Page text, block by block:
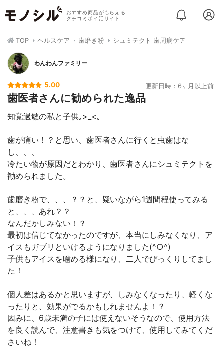
おすすめ商品がもらえる
クチコミポイ活サイト
TOP ヘルスケア 歯磨き粉 シュミテクト 歯周病ケア
わんわんファミリー
5.00 更新日時：6ヶ月以上前
歯医者さんに勧められた逸品
知覚過敏の私と子供｡>_<｡
歯が痛い！？と思い、歯医者さんに行くと虫歯はな
し、、、
冷たい物が原因だとわかり、歯医者さんにシュミテクトを
勧められました。
歯磨き粉で、、、？？と、疑いながら1週間程使ってみる
と、、、あれ？？
なんだかしみない！？
最初は信じてなかったのですが、本当にしみなくなり、ア
イスもガブリといけるようになりました(^○^)
子供もアイスを噛める様になり、二人でびっくりしてまし
た！
個人差はあるかと思いますが、しみなくなったり、軽くな
ったりと、効果がでるかもしれませんよ！？
因みに、6歳未満の子には使えないそうなので、使用方法
を良く読んで、注意書きも気をつけて、使用してみてくだ
さいね！